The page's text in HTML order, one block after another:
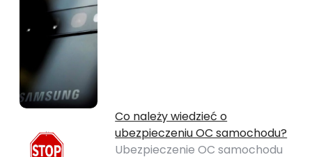
Co należy wiedzieć o
ubezpieczeniu OC samochodu?
Ubezpieczenie OC samochodu